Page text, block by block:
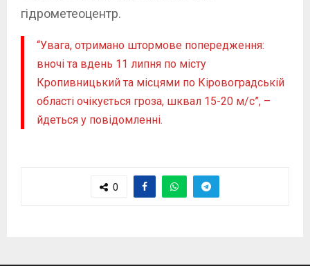
гідрометеоцентр.
“Увага, отримано штормове попередження:
вночі та вдень 11 липня по місту
Кропивницький та місцями по Кіровоградській
області очікується гроза, шквал 15-20 м/с”, –
йдеться у повідомленні.
0